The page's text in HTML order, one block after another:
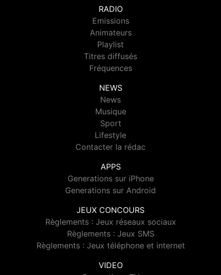
RADIO
Emissions
Animateurs
Playlist
Titres diffusés
Fréquences
NEWS
News
Musique
Sport
Lifestyle
Contacter la rédac
APPS
Generations sur iPhone
Generations sur Android
JEUX CONCOURS
Règlements : Jeux réseaux sociaux
Règlements : Jeux SMS
Règlements : Jeux téléphone et internet
VIDEO